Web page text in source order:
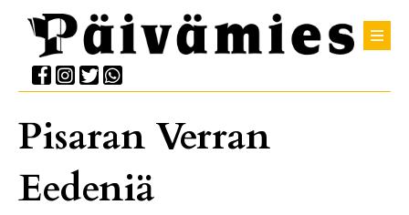
Pisaran Verran
Eedeniä